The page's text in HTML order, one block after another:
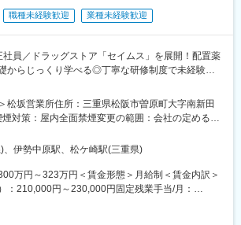
。
カ月 ： 先輩社員に同行し、仕事の流れを学びま
す。
： 慣れてきたら独り立ち。既存のお客様をメイ
。
員に相談しやすい雰囲気です！
得できる＞
薬品販売の専門知識を身につけるために、登録販
職種未経験歓迎 業種未経験歓迎
社員／ドラッグストア「セイムス」を展開！配置薬
からじっくり学べる◎丁寧な研修制度で未経験の
客様（個人宅や企業）へ訪問し、配置薬（お薬
の提案をお任せします。
るお客様先を訪問するスタイルです。
松坂営業所住所：三重県松阪市曽原町大字南新田
対策：屋内全面禁煙変更の範囲：会社の定める場
、伊勢中原駅、松ケ崎駅(三重県)
万円～323万円＜賃金形態＞月給制＜賃金内訳＞
：210,000円～230,000円固定残業手当/月：